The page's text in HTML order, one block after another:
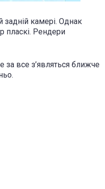
задній камері. Однак
пласкі. Рендери
все з’являться ближче